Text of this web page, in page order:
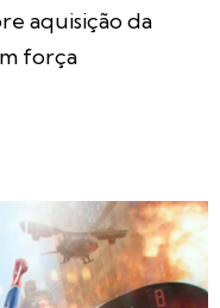
aquisição da
força